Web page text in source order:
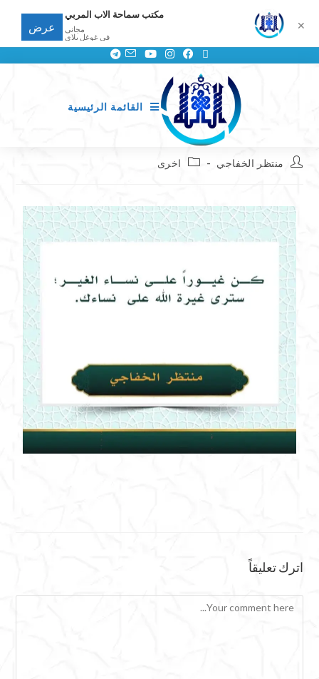
القائمة الرئيسية
منتظر الخفاجي اخرى
اترك تعليقاً
✕
مكتب سماحة الاب المربي
مجانى
في غوغل بلاي
عرض